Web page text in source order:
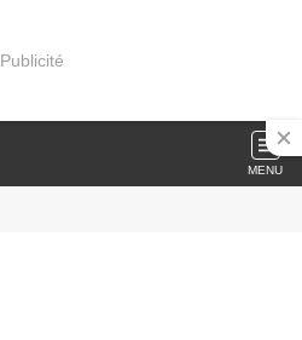
Publicité
MENU